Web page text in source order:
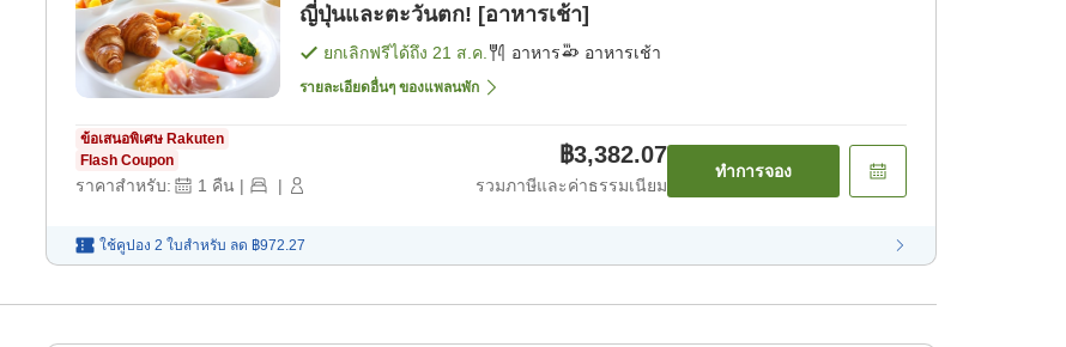
ญี่ปุ่นและตะวันตก! [อาหารเช้า]
ยกเลิกฟรีได้ถึง 21 ส.ค. อาหาร อาหารเช้า
รายละเอียดอื่นๆ ของแพลนพัก
ข้อเสนอพิเศษ Rakuten
Flash Coupon
ราคาสำหรับ: 1 คืน | |
฿3,382.07
รวมภาษีและค่าธรรมเนียม
ทำการจอง
ใช้คูปอง 2 ใบสำหรับ ลด ฿972.27